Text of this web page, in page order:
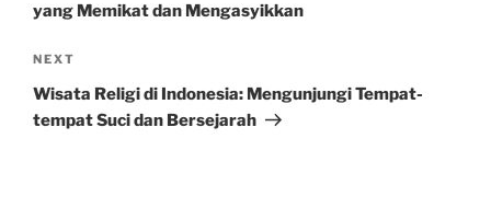
yang Memikat dan Mengasyikkan
Next
Post
NEXT
Wisata Religi di Indonesia: Mengunjungi Tempat-
tempat Suci dan Bersejarah